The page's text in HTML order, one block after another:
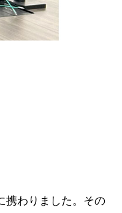
携わりました。その